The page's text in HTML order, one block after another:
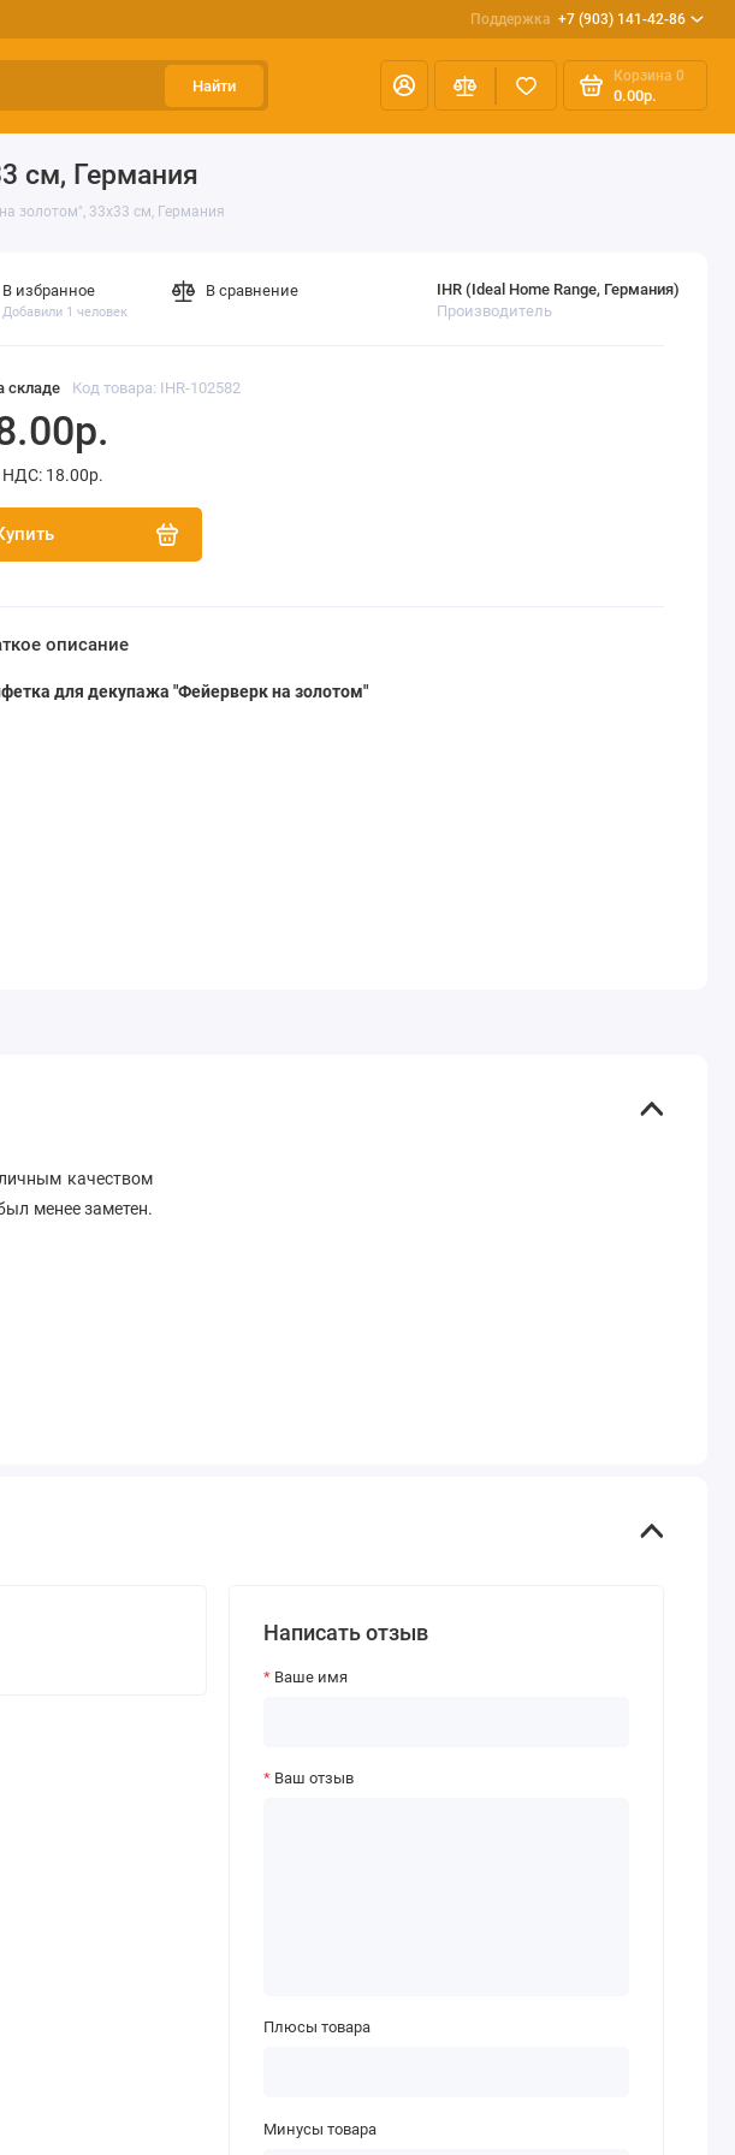
Поддержка +7 (903) 141-42-86
Найти
Корзина 0
0.00р.
см, Германия
золотом", 33х33 см, Германия
складе Код товара: IHR-102582
IHR (Ideal Home Range, Германия)
Производитель
НДС: 18.00р.
В избранное
Добавили 1 человек
В сравнение
описание
для декупажа "Фейерверк на золотом"
качеством
менее заметен.
Написать отзыв
Ваше имя
Ваш отзыв
Плюсы товара
Минусы товара